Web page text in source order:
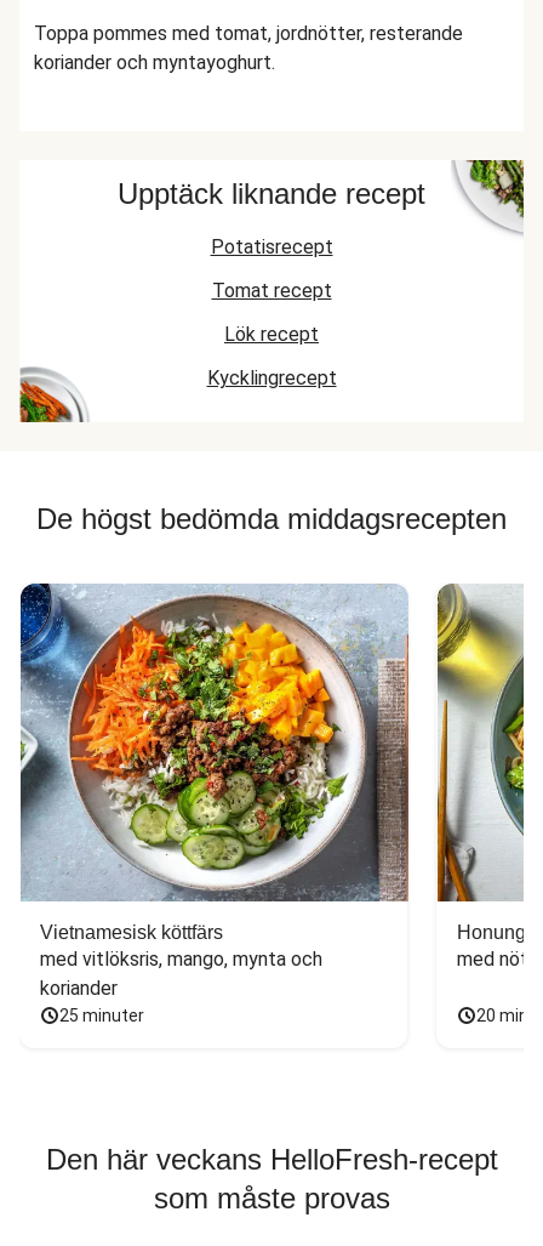
Toppa pommes med tomat, jordnötter, resterande
koriander och myntayoghurt.
Upptäck liknande recept
Potatisrecept
Tomat recept
Lök recept
Kycklingrecept
De högst bedömda middagsrecepten
Vietnamesisk köttfärs
med vitlöksris, mango, mynta och
koriander
25 minuter
med
20
Den här veckans HelloFresh-recept
som måste provas